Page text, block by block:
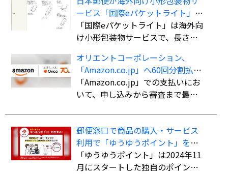
ービス「国際eパケットライト」の
取扱国・地域を計138か国・地域に
拡大
「国際eパケットライト」は海外向
け小形包装物サービスで、長さ・
大60cm）、重さ2kgまでの荷物を
航空便扱いで送ることができる。
書留扱いの「国際eパケット」より
も低料金で利用でき、追跡サービ
オリエントコーポレーション、
「Amazon.co.jp」へ60回分割払い
ができる決済手段「オリコ分割払
い」を導入
「Amazon.co.jp」での支払いにお
いて、申し込みから審査まで最短5
ド不要で最大60回までの分割払い
が可能になる。
郵便窓口で商品の購入・サービス
利用で「ゆうゆうポイント」を付
与、「ゆうちょPayポイント」への
交換も開始
「ゆうゆうポイント」は2024年11
月にスタートした独自のポイント